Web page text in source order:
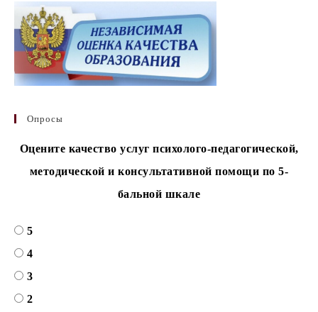
Опросы
Оцените качество услуг психолого-педагогической,
методической и консультативной помощи по 5-
бальной шкале
5
4
3
2